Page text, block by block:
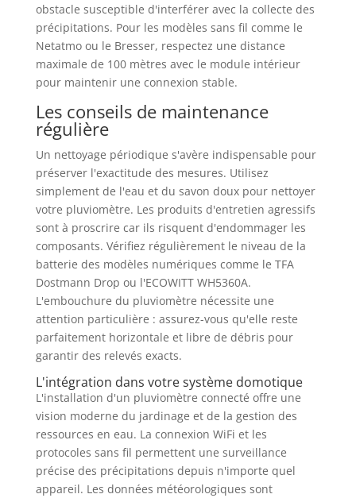
obstacle susceptible d'interférer avec la collecte des
précipitations. Pour les modèles sans fil comme le
Netatmo ou le Bresser, respectez une distance
maximale de 100 mètres avec le module intérieur
pour maintenir une connexion stable.
Les conseils de maintenance
régulière
Un nettoyage périodique s'avère indispensable pour
préserver l'exactitude des mesures. Utilisez
simplement de l'eau et du savon doux pour nettoyer
votre pluviomètre. Les produits d'entretien agressifs
sont à proscrire car ils risquent d'endommager les
composants. Vérifiez régulièrement le niveau de la
batterie des modèles numériques comme le TFA
Dostmann Drop ou l'ECOWITT WH5360A.
L'embouchure du pluviomètre nécessite une
attention particulière : assurez-vous qu'elle reste
parfaitement horizontale et libre de débris pour
garantir des relevés exacts.
L'intégration dans votre système domotique
L'installation d'un pluviomètre connecté offre une
vision moderne du jardinage et de la gestion des
ressources en eau. La connexion WiFi et les
protocoles sans fil permettent une surveillance
précise des précipitations depuis n'importe quel
appareil. Les données météorologiques sont